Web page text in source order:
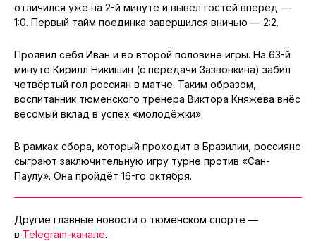
отличился уже на 2-й минуте и вывел гостей вперёд —
1:0. Первый тайм поединка завершился вничью — 2:2.
Проявил себя Иван и во второй половине игры. На 63-й
минуте Кирилл Никишин (с передачи Зазвонкина) забил
четвёртый гол россиян в матче. Таким образом,
воспитанник тюменского тренера Виктора Княжева внёс
весомый вклад в успех «молодёжки».
В рамках сбора, который проходит в Бразилии, россияне
сыграют заключительную игру турне против «Сан-
Паулу». Она пройдёт 16-го октября.
Другие главные новости о тюменском спорте —
в Telegram-канале.